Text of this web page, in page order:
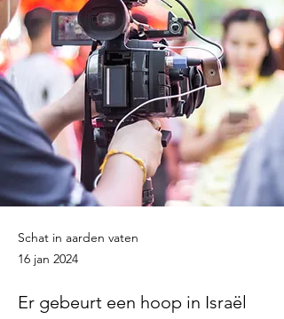
Schat in aarden vaten
16 jan 2024
Er gebeurt een hoop in Israël